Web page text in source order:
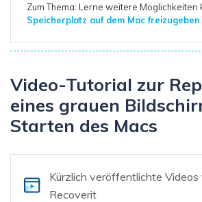
Zum Thema: Lerne weitere Möglichkeiten
Speicherplatz auf dem Mac freizugeben
Video-Tutorial zur
eines grauen
Starten des Macs
Kürzlich veröffentlichte Videos
Recoverit